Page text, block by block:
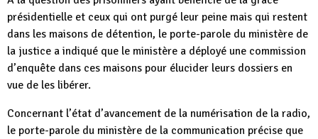
présidentielle et ceux qui ont purgé leur peine mais qui restent
dans les maisons de détention, le porte-parole du ministère de
la justice a indiqué que le ministère a déployé une commission
d’enquête dans ces maisons pour élucider leurs dossiers en
vue de les libérer.
Concernant l’état d’avancement de la numérisation de la radio,
le porte-parole du ministère de la communication précise que